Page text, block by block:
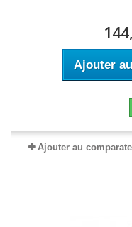
Ajouter
Ajouter au